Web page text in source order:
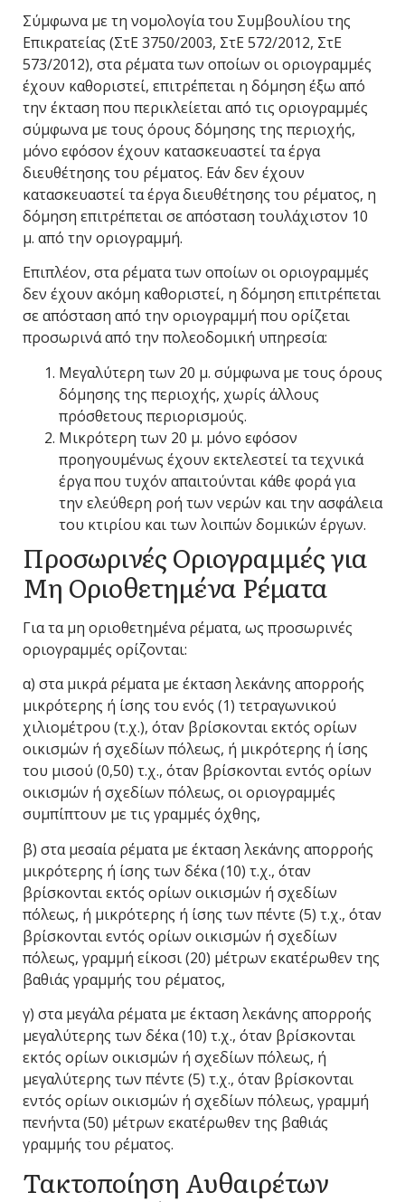
Σύμφωνα με τη νομολογία του Συμβουλίου της
Επικρατείας (ΣτΕ 3750/2003, ΣτΕ 572/2012, ΣτΕ
573/2012), στα ρέματα των οποίων οι οριογραμμές
έχουν καθοριστεί, επιτρέπεται η δόμηση έξω από
την έκταση που περικλείεται από τις οριογραμμές
σύμφωνα με τους όρους δόμησης της περιοχής,
μόνο εφόσον έχουν κατασκευαστεί τα έργα
διευθέτησης του ρέματος. Εάν δεν έχουν
κατασκευαστεί τα έργα διευθέτησης του ρέματος, η
δόμηση επιτρέπεται σε απόσταση τουλάχιστον 10
μ. από την οριογραμμή.
Επιπλέον, στα ρέματα των οποίων οι οριογραμμές
δεν έχουν ακόμη καθοριστεί, η δόμηση επιτρέπεται
σε απόσταση από την οριογραμμή που ορίζεται
προσωρινά από την πολεοδομική υπηρεσία:
Μεγαλύτερη των 20 μ. σύμφωνα με τους όρους
δόμησης της περιοχής, χωρίς άλλους
πρόσθετους περιορισμούς.
Μικρότερη των 20 μ. μόνο εφόσον
προηγουμένως έχουν εκτελεστεί τα τεχνικά
έργα που τυχόν απαιτούνται κάθε φορά για
την ελεύθερη ροή των νερών και την ασφάλεια
του κτιρίου και των λοιπών δομικών έργων.
Προσωρινές Οριογραμμές για
Μη Οριοθετημένα Ρέματα
Για τα μη οριοθετημένα ρέματα, ως προσωρινές
οριογραμμές ορίζονται:
α) στα μικρά ρέματα με έκταση λεκάνης απορροής
μικρότερης ή ίσης του ενός (1) τετραγωνικού
χιλιομέτρου (τ.χ.), όταν βρίσκονται εκτός ορίων
οικισμών ή σχεδίων πόλεως, ή μικρότερης ή ίσης
του μισού (0,50) τ.χ., όταν βρίσκονται εντός ορίων
οικισμών ή σχεδίων πόλεως, οι οριογραμμές
συμπίπτουν με τις γραμμές όχθης,
β) στα μεσαία ρέματα με έκταση λεκάνης απορροής
μικρότερης ή ίσης των δέκα (10) τ.χ., όταν
βρίσκονται εκτός ορίων οικισμών ή σχεδίων
πόλεως, ή μικρότερης ή ίσης των πέντε (5) τ.χ., όταν
βρίσκονται εντός ορίων οικισμών ή σχεδίων
πόλεως, γραμμή είκοσι (20) μέτρων εκατέρωθεν της
βαθιάς γραμμής του ρέματος,
γ) στα μεγάλα ρέματα με έκταση λεκάνης απορροής
μεγαλύτερης των δέκα (10) τ.χ., όταν βρίσκονται
εκτός ορίων οικισμών ή σχεδίων πόλεως, ή
μεγαλύτερης των πέντε (5) τ.χ., όταν βρίσκονται
εντός ορίων οικισμών ή σχεδίων πόλεως, γραμμή
πενήντα (50) μέτρων εκατέρωθεν της βαθιάς
γραμμής του ρέματος.
Τακτοποίηση Αυθαιρέτων